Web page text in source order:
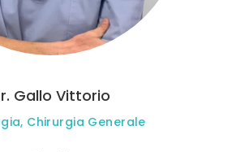
Gallo Vittorio
Chirurgia Generale